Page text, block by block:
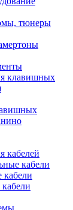
тюнеры
клавишных
кабелей
кабели